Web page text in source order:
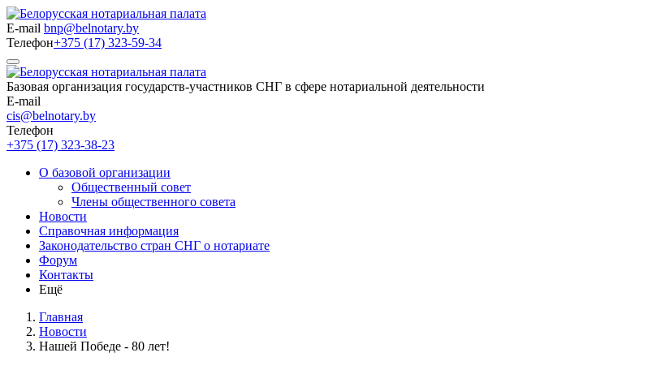
E-mail bnp@belnotary.by
Телефон+375 (17) 323-59-34
Базовая организация государств-участников СНГ в сфере нотариальной деятельности
E-mail
cis@belnotary.by
Телефон
+375 (17) 323-38-23
О базовой организации
Общественный совет
Члены общественного совета
Новости
Справочная информация
Законодательство стран СНГ о нотариате
Форум
Контакты
Ещё
Главная
Новости
Нашей Победе - 80 лет!